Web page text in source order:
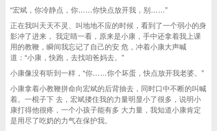
“宏斌，你冷静点，你……你快点放开我，别……”
正在我叫天天不灵、叫地地不应的时候，看到了一个弱小的身
影冲了进来， 我定睛一看，原来是小康，手中还拿着我上课
用的教鞭，瞬间我忘记了自己的安 危，冲着小康大声喊
道：“小康，快跑，去找咱爸妈去。”
小康像没有听到一样，“你……你个坏蛋，快点放开我老婆。”
小康拿着小教鞭拼命向宏斌的后背抽去，同时口中不断的叫喊
着。一棍子下 去，宏斌搂住我的力量明显小了很多，说明小
康打得他很疼，一个小孩子能有多 大力量，我知道小康肯定
是用尽了吃奶的力气在保护我。